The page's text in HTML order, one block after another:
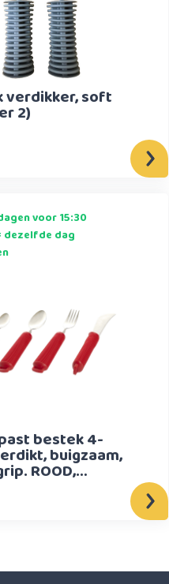
verdikker, soft
2)
voor 15:30
dezelfde dag
bestek 4-
buigzaam,
ROOD,